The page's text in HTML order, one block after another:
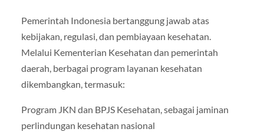
Pemerintah Indonesia bertanggung jawab atas
kebijakan, regulasi, dan pembiayaan kesehatan.
Melalui Kementerian Kesehatan dan pemerintah
daerah, berbagai program layanan kesehatan
dikembangkan, termasuk:
Program JKN dan BPJS Kesehatan, sebagai jaminan
perlindungan kesehatan nasional